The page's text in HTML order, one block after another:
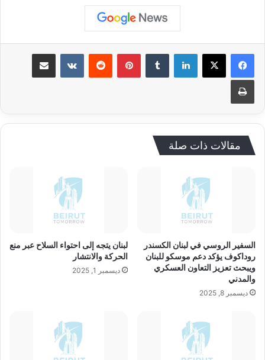
لينكدإن بينتيريست
مقالات ذات صلة
السفير الروسي في لبنان الكسندر
روداكوف يؤكد دعم موسكو للبنان
ويبحث تعزيز التعاون العسكري
والمدني
ديسمبر 8, 2025
لبنان يتجه إلى احتواء السلاح عبر منع
الحركة والانتشار
ديسمبر 1, 2025